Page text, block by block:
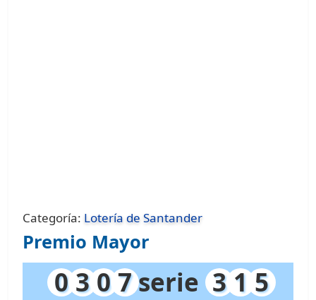
Categoría: Lotería de Santander
Premio Mayor
0 3 0 7serie 3 1 5